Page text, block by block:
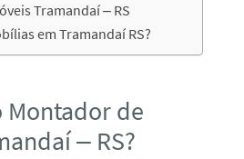
Tramandaí – RS
em Tramandaí RS?
Montador de
– RS?